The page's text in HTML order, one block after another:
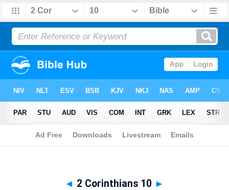
Biblia> Maori> 2 Corinthians 10
◄ 2 Corinthians 10 ►